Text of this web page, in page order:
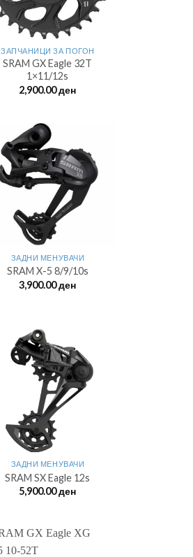
ЗАПЧАНИЦИ ЗА ПОГОН
SRAM GX Eagle 32T
1×11/12s
2,900.00ден
ЗАДНИ МЕНУВАЧИ
SRAM X-5 8/9/10s
3,900.00ден
ЗАДНИ МЕНУВАЧИ
SRAM SX Eagle 12s
5,900.00ден